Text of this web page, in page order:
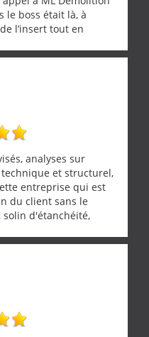
le boss était là, à
l’insert tout en
occupé de
ses esprits et
a procédé au
dextérité et une
également de
d’autres sujets. Un
en rencontrer.
analyses sur
et structurel,
entreprise qui est
du client sans le
solin d'étanchéité,
parfaitement mis en
confiance assurée.